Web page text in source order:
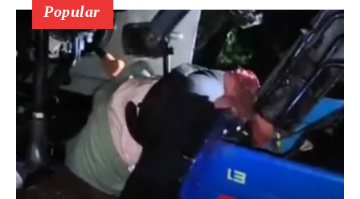
Popular